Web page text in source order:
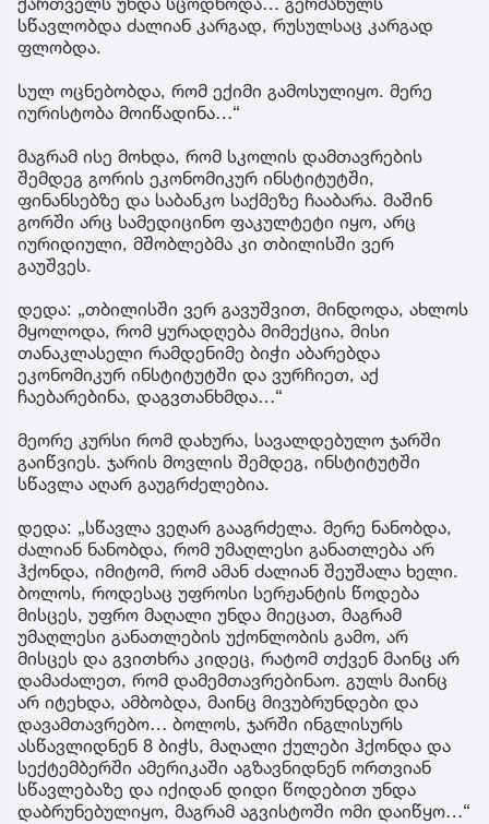
სწავლობდა ძალიან კარგად, რუსულსაც კარგად
ფლობდა.
სულ ოცნებობდა, რომ ექიმი გამოსულიყო. მერე
იურისტობა მოიწადინა…“
მაგრამ ისე მოხდა, რომ სკოლის დამთავრების
შემდეგ გორის ეკონომიკურ ინსტიტუტში,
ფინანსებზე და საბანკო საქმეზე ჩააბარა. მაშინ
გორში არც სამედიცინო ფაკულტეტი იყო, არც
იურიდიული, მშობლებმა კი თბილისში ვერ
გაუშვეს.
დედა: „თბილისში ვერ გავუშვით, მინდოდა, ახლოს
მყოლოდა, რომ ყურადღება მიმექცია, მისი
თანაკლასელი რამდენიმე ბიჭი აბარებდა
ეკონომიკურ ინსტიტუტში და ვურჩიეთ, აქ
ჩაებარებინა, დაგვთანხმდა…“
მეორე კურსი რომ დახურა, სავალდებულო ჯარში
გაიწვიეს. ჯარის მოვლის შემდეგ, ინსტიტუტში
სწავლა აღარ გაუგრძელებია.
დედა: „სწავლა ვეღარ გააგრძელა. მერე ნანობდა,
ძალიან ნანობდა, რომ უმაღლესი განათლება არ
ჰქონდა, იმიტომ, რომ ამან ძალიან შეუშალა ხელი.
ბოლოს, როდესაც უფროსი სერჟანტის წოდება
მისცეს, უფრო მაღალი უნდა მიეცათ, მაგრამ
უმაღლესი განათლების უქონლობის გამო, არ
მისცეს და გვითხრა კიდეც, რატომ თქვენ მაინც არ
დამაძალეთ, რომ დამემთავრებინაო. გულს მაინც
არ იტეხდა, ამბობდა, მაინც მივუბრუნდები და
დავამთავრებო… ბოლოს, ჯარში ინგლისურს
ასწავლიდნენ 8 ბიჭს, მაღალი ქულები ჰქონდა და
სექტემბერში ამერიკაში აგზავნიდნენ ორთვიან
სწავლებაზე და იქიდან დიდი წოდებით უნდა
დაბრუნებულიყო, მაგრამ აგვისტოში ომი დაიწყო…“